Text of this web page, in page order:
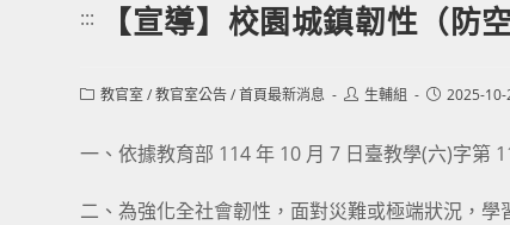
::: 【宣導】校園城鎮韌性（防
Post教官室/教官室公告/首頁最新消息
Post生輔組
Post2025-10-
一、依據教育部 114 年 10 月 7 日臺教學(六)字第
二、為強化全社會韌性，面對災難或極端狀況，